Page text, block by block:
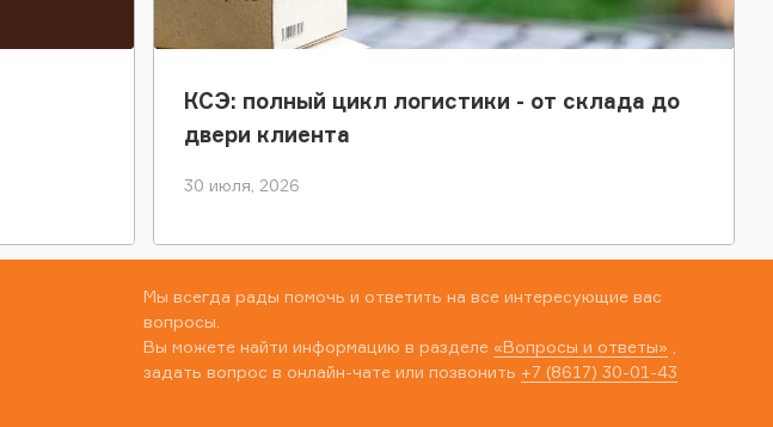
КСЭ: полный цикл логистики - от склада до
двери клиента
30 июля, 2026
Мы всегда рады помочь и ответить на все интересующие вас
вопросы.
Вы можете найти информацию в разделе «Вопросы и ответы»
задать вопрос в онлайн-чате или позвонить +7 (8617) 30-01-43